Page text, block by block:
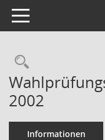
Toggle navigation
2002
Informationen